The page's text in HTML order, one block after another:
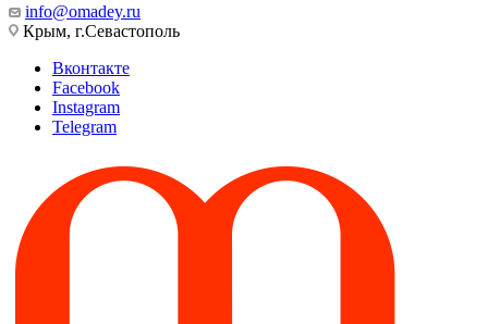
info@omadey.ru
Крым, г.Севастополь
Вконтакте
Facebook
Instagram
Telegram